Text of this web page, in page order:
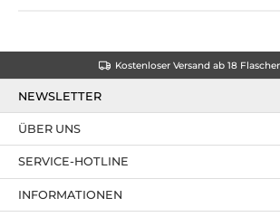
Kostenloser Versand ab 18
NEWSLETTER
SERVICE-HOTLINE
ÜBER UNS
INFORMATIONEN